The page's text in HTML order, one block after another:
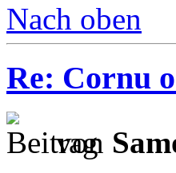
Nach oben
Re: Cornu
von